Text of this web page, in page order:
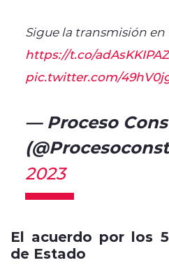
Sigue la transmisión en
https://t.co/adAsKKIPAZ
pic.twitter.com/
— Proceso
2023
El acuerdo por los
de Estado